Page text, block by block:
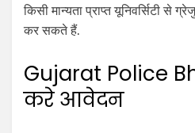
किसी मान्यता प्राप्त यूनिवर्सिटी से
कर सकते हैं.
Gujarat Police
करे आवेदन